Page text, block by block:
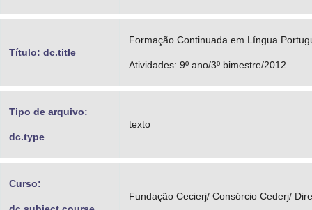
Título: dc.title
Formação Continuada em Língua
Atividades: 9º ano/3º bimestre/2012
Tipo de arquivo:
dc.type
texto
Curso:
Fundação Cecierj/ Consórcio Cederj/